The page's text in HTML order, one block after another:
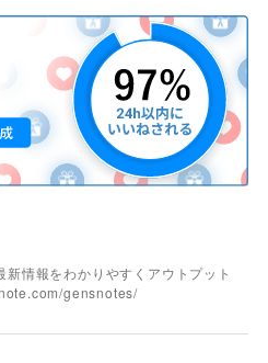
情報をわかりやすくアウトプット
gensnotes/